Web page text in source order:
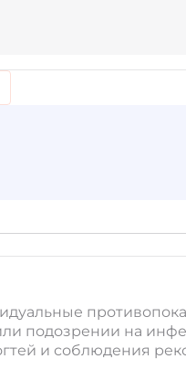
подозрении на
и соблюдения